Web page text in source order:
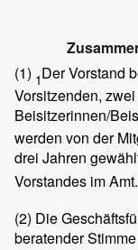
(1) 1Der Vorstand
Vorsitzenden,
Beisitzerinnen/
werden von der
drei Jahren
Vorstandes im Amt.
(2) Die
beratender